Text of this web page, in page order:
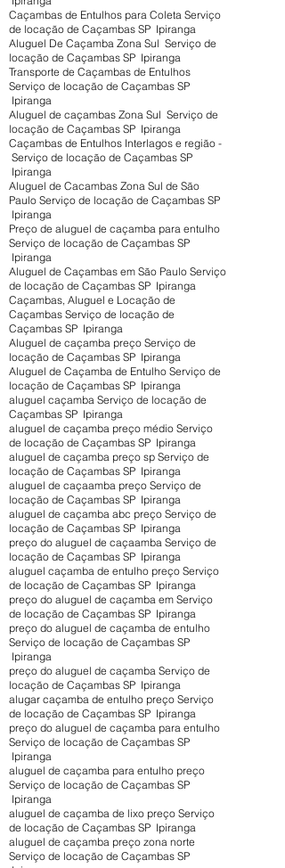
Caçambas de Entulhos para Coleta Serviço
de locação de Caçambas SP Ipiranga
Aluguel De Caçamba Zona Sul Serviço de
locação de Caçambas SP Ipiranga
Transporte de Caçambas de Entulhos
Serviço de locação de Caçambas SP
Ipiranga
Aluguel de caçambas Zona Sul Serviço de
locação de Caçambas SP Ipiranga
Caçambas de Entulhos Interlagos e região -
Serviço de locação de Caçambas SP
Ipiranga
Aluguel de Cacambas Zona Sul de São
Paulo Serviço de locação de Caçambas SP
Ipiranga
Preço de aluguel de caçamba para entulho
Serviço de locação de Caçambas SP
Ipiranga
Aluguel de Caçambas em São Paulo Serviço
de locação de Caçambas SP Ipiranga
Caçambas, Aluguel e Locação de
Caçambas Serviço de locação de
Caçambas SP Ipiranga
Aluguel de caçamba preço Serviço de
locação de Caçambas SP Ipiranga
Aluguel de Caçamba de Entulho Serviço de
locação de Caçambas SP Ipiranga
aluguel caçamba Serviço de locação de
Caçambas SP Ipiranga
aluguel de caçamba preço médio Serviço
de locação de Caçambas SP Ipiranga
aluguel de caçamba preço sp Serviço de
locação de Caçambas SP Ipiranga
aluguel de caçaamba preço Serviço de
locação de Caçambas SP Ipiranga
aluguel de caçamba abc preço Serviço de
locação de Caçambas SP Ipiranga
preço do aluguel de caçaamba Serviço de
locação de Caçambas SP Ipiranga
aluguel caçamba de entulho preço Serviço
de locação de Caçambas SP Ipiranga
preço do aluguel de caçamba em Serviço
de locação de Caçambas SP Ipiranga
preço do aluguel de caçamba de entulho
Serviço de locação de Caçambas SP
Ipiranga
preço do aluguel de caçamba Serviço de
locação de Caçambas SP Ipiranga
alugar caçamba de entulho preço Serviço
de locação de Caçambas SP Ipiranga
preço do aluguel de caçamba para entulho
Serviço de locação de Caçambas SP
Ipiranga
aluguel de caçamba para entulho preço
Serviço de locação de Caçambas SP
Ipiranga
aluguel de caçamba de lixo preço Serviço
de locação de Caçambas SP Ipiranga
aluguel de caçamba preço zona norte
Serviço de locação de Caçambas SP